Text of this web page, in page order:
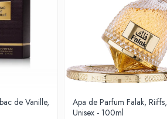
de Vanille,
Apa de Parfum Falak, Riiffs,
Unisex - 100ml